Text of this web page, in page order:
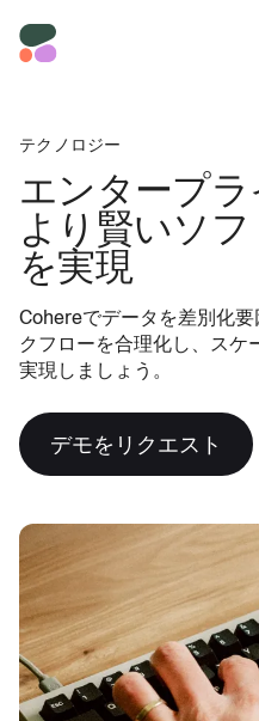
テクノロジー
エンタープ
より賢いソ
を実現
Cohereでデータを差別化
クフローを合理化し、スケ
実現しましょう。
デモをリクエスト